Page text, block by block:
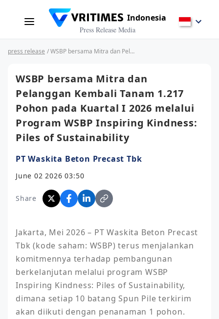
Indonesia
Press Release Media
press release / WSBP bersama Mitra dan Pelanggan Kembali Tanam 1.217 Pohon pada Kuartal I 2026 melalui Program WSBP Inspiring Kindness: Piles of Sustainability
WSBP bersama Mitra dan
Pelanggan Kembali Tanam 1.217
Pohon pada Kuartal I 2026 melalui
Program WSBP Inspiring Kindness:
Piles of Sustainability
PT Waskita Beton Precast Tbk
June 02 2026 03:50
Share
Jakarta, Mei 2026 – PT Waskita Beton Precast
Tbk (kode saham: WSBP) terus menjalankan
komitmennya terhadap pembangunan
berkelanjutan melalui program WSBP
Inspiring Kindness: Piles of Sustainability,
dimana setiap 10 batang Spun Pile terkirim
akan diikuti dengan penanaman 1 pohon.